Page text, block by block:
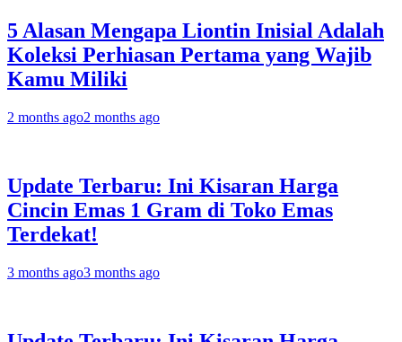
5 Alasan Mengapa Liontin Inisial Adalah
Koleksi Perhiasan Pertama yang Wajib
Kamu Miliki
2 months ago2 months ago
Update Terbaru: Ini Kisaran Harga
Cincin Emas 1 Gram di Toko Emas
Terdekat!
3 months ago3 months ago